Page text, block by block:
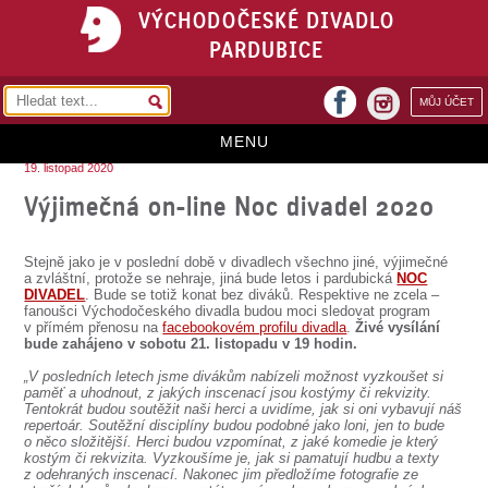
VÝCHODOČESKÉ DIVADLO
PARDUBICE
MŮJ ÚČET
facebook
MENU
REPERTOÁR
VSTUPENKY
KONTAKTY
O DIVADLE
19. listopad 2020
Výjimečná on-line Noc divadel 2020
Stejně jako je v poslední době v divadlech všechno jiné, výjimečné
a zvláštní, protože se nehraje, jiná bude letos i pardubická NOC
DIVADEL. Bude se totiž konat bez diváků. Respektive ne zcela –
fanoušci Východočeského divadla budou moci sledovat program
v přímém přenosu nafacebookovém profilu divadla.Živé vysílání
bude zahájeno v sobotu 21. listopadu v 19 hodin.
„V posledních letech jsme divákům nabízeli možnost vyzkoušet si
paměť a uhodnout, z jakých inscenací jsou kostýmy či rekvizity.
Tentokrát budou soutěžit naši herci a uvidíme, jak si oni vybavují náš
repertoár. Soutěžní disciplíny budou podobné jako loni, jen to bude
o něco složitější. Herci budou vzpomínat, z jaké komedie je který
kostým či rekvizita. Vyzkoušíme je, jak si pamatují hudbu a texty
z odehraných inscenací. Nakonec jim předložíme fotografie ze